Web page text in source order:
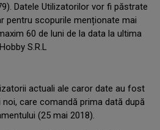
Datele Utilizatorilor vor fi păstrate
pentru scopurile menționate mai
60 de luni de la data la ultima
S.R.L
actuali ale caror date au fost
care comandă prima dată după
(25 mai 2018).